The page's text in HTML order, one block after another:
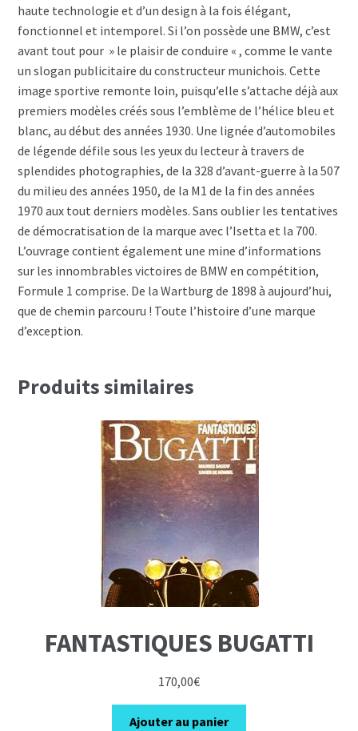
haute technologie et d’un design à la fois élégant,
fonctionnel et intemporel. Si l’on possède une BMW, c’est
avant tout pour » le plaisir de conduire « , comme le vante
un slogan publicitaire du constructeur munichois. Cette
image sportive remonte loin, puisqu’elle s’attache déjà aux
premiers modèles créés sous l’emblème de l’hélice bleu et
blanc, au début des années 1930. Une lignée d’automobiles
de légende défile sous les yeux du lecteur à travers de
splendides photographies, de la 328 d’avant-guerre à la 507
du milieu des années 1950, de la M1 de la fin des années
1970 aux tout derniers modèles. Sans oublier les tentatives
de démocratisation de la marque avec l’Isetta et la 700.
L’ouvrage contient également une mine d’informations
sur les innombrables victoires de BMW en compétition,
Formule 1 comprise. De la Wartburg de 1898 à aujourd’hui,
que de chemin parcouru ! Toute l’histoire d’une marque
d’exception.
Produits similaires
FANTASTIQUES BUGATTI
170,00€
Ajouter au panier